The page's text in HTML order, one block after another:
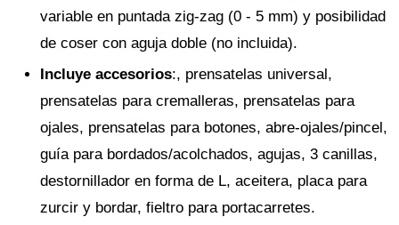
variable en puntada zig-zag (0 - 5 mm) y posibilidad
de coser con aguja doble (no incluida).
Incluye accesorios:, prensatelas universal,
prensatelas para cremalleras, prensatelas para
ojales, prensatelas para botones, abre-ojales/pincel,
guía para bordados/acolchados, agujas, 3 canillas,
destornillador en forma de L, aceitera, placa para
zurcir y bordar, fieltro para portacarretes.